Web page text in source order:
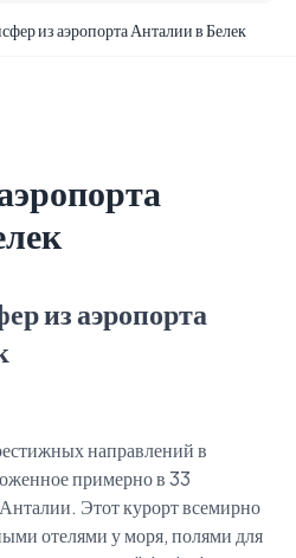
из аэропорта Анталии в Белек
из аэропорта
направлений в
примерно в 33
Этот курорт всемирно
отелями у моря, полями для